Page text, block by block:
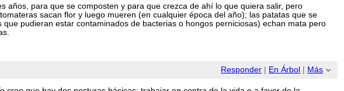
años, para que se composten y para que crezca de ahí lo que quiera salir, pero
sacan flor y luego mueren (en cualquier época del año); las patatas que se
pudieran estar contaminados de bacterias o hongos perniciosas) echan mata pero
Responder | En Árbol | Más